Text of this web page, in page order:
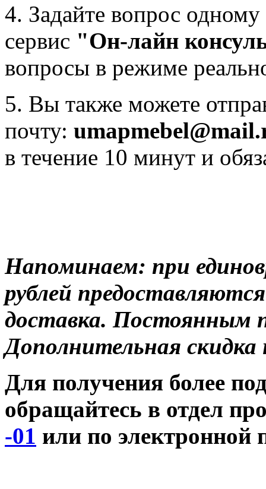
4. Задайте вопрос
сервис "Он-лайн
вопросы в режиме
5. Вы также можете
почту:
в течение 10 минут и
Напоминаем: при
рублей
доставка. Постоянным
Дополнительная
Для получения более
обращайтесь в отдел
-01 или по электронной